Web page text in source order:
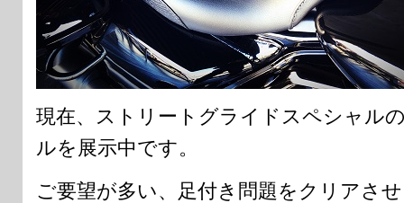
現在、ストリートグライドスペシャル
ルを展示中です。
ご要望が多い、足付き問題をクリアさ